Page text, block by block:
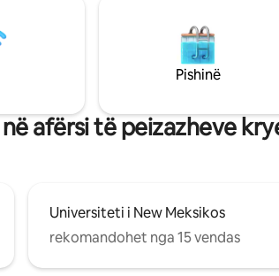
Pishinë
afërsi të peizazheve
Universiteti i New Meksikos
rekomandohet nga 15 vendas